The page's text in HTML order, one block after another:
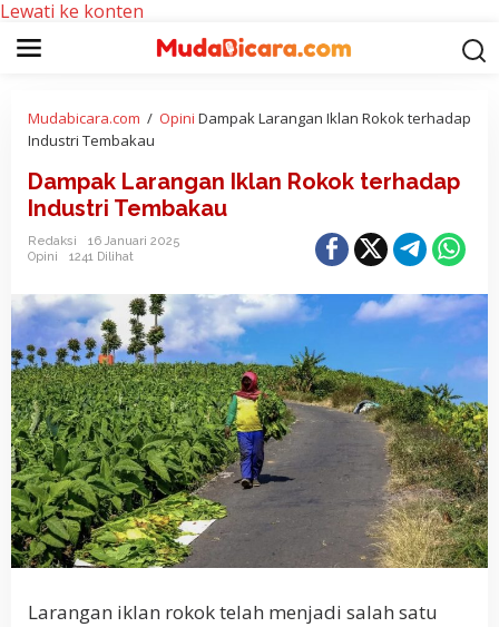
Lewati ke konten
Mudabicara.com / Opini Dampak Larangan Iklan Rokok terhadap
Industri Tembakau
Dampak Larangan Iklan Rokok terhadap
Industri Tembakau
Redaksi
16 Januari 2025
Opini
1241 Dilihat
Larangan iklan rokok telah menjadi salah satu